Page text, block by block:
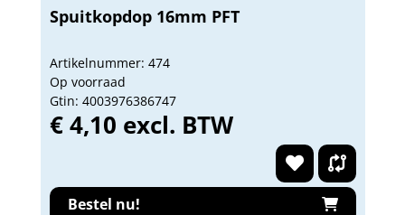
Spuitkopdop 16mm PFT
Artikelnummer: 474
Op voorraad
Gtin: 4003976386747
€ 4,10 excl. BTW
Bestel nu!